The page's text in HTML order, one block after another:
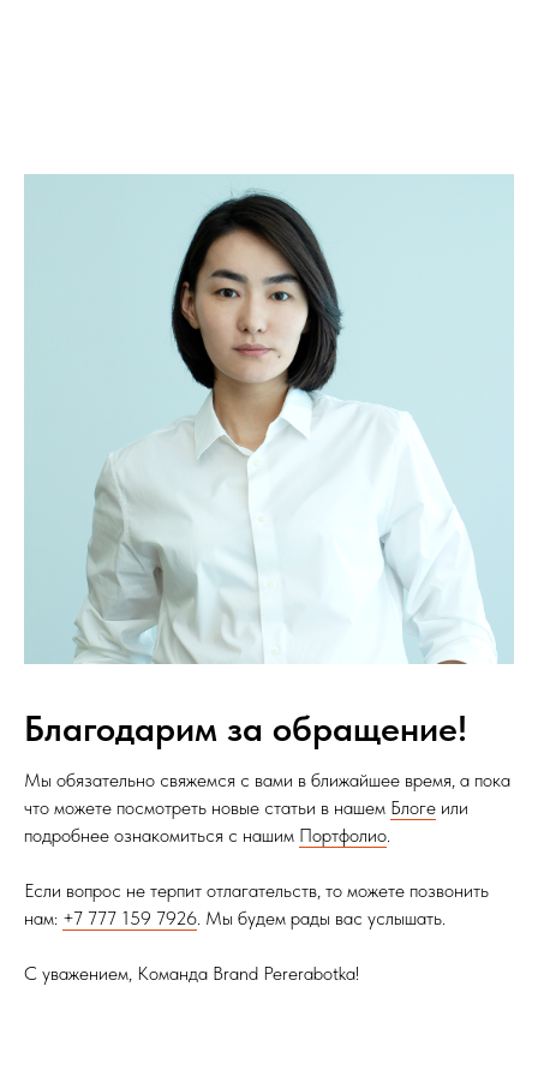
Благодарим за обращение!
Мы обязательно свяжемся с вами в ближайшее время, а пока
что можете посмотреть новые статьи в нашем Блоге или
подробнее ознакомиться с нашим Портфолио.
Если вопрос не терпит отлагательств, то можете позвонить
нам: +7 777 159 7926. Мы будем рады вас услышать.
С уважением, Команда Brand Pererabotka!